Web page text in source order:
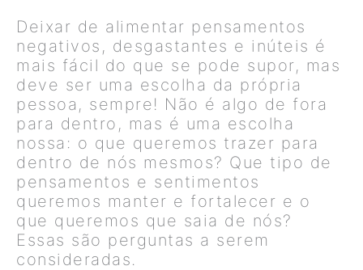
Deixar de alimentar pensamentos
negativos, desgastantes e inúteis é
mais fácil do que se pode supor, mas
deve ser uma escolha da própria
pessoa, sempre! Não é algo de fora
para dentro, mas é uma escolha
nossa: o que queremos trazer para
dentro de nós mesmos? Que tipo de
pensamentos e sentimentos
queremos manter e fortalecer e o
que queremos que saia de nós?
Essas são perguntas a serem
consideradas.